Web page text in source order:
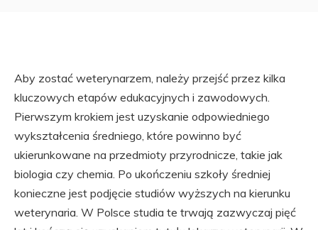
Aby zostać weterynarzem, należy przejść przez kilka
kluczowych etapów edukacyjnych i zawodowych.
Pierwszym krokiem jest uzyskanie odpowiedniego
wykształcenia średniego, które powinno być
ukierunkowane na przedmioty przyrodnicze, takie jak
biologia czy chemia. Po ukończeniu szkoły średniej
konieczne jest podjęcie studiów wyższych na kierunku
weterynaria. W Polsce studia te trwają zazwyczaj pięć